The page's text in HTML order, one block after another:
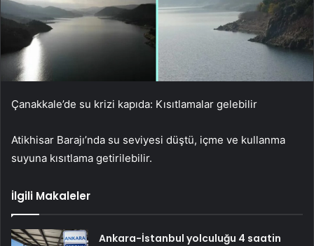
Çanakkale’de su krizi kapıda: Kısıtlamalar gelebilir
Atikhisar Barajı’nda su seviyesi düştü, içme ve kullanma
suyuna kısıtlama getirilebilir.
İlgili Makaleler
Ankara-İstanbul yolculuğu 4 saatin